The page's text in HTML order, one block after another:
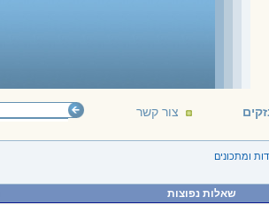
צור קשר
ומתכונים
שאלות נפוצות